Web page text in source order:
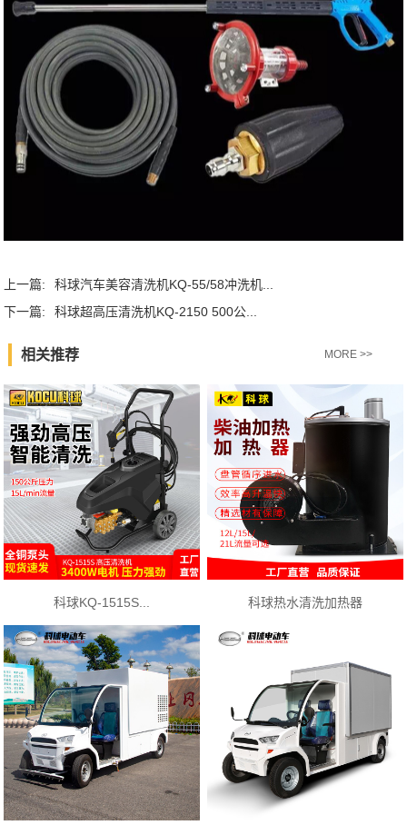
上一篇:
科球汽车美容清洗机KQ-55/58冲洗机...
下一篇:
科球超高压清洗机KQ-2150 500公...
相关推荐 MORE >>
科球KQ-1515S... 科球热水清洗加热器